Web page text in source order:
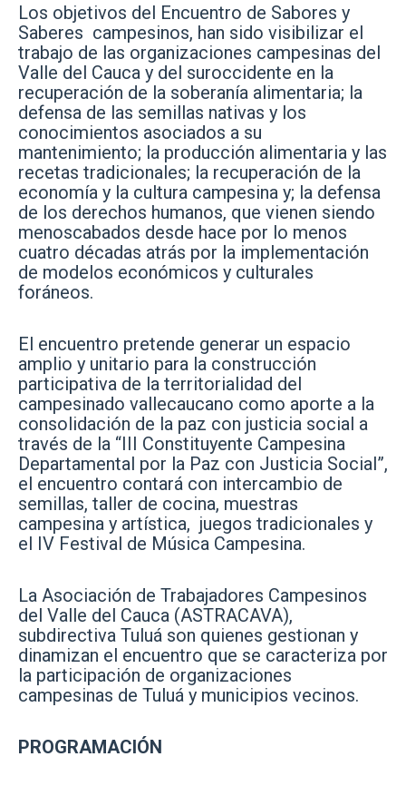
Los objetivos del Encuentro de Sabores y
Saberes campesinos, han sido visibilizar el
trabajo de las organizaciones campesinas del
Valle del Cauca y del suroccidente en la
recuperación de la soberanía alimentaria; la
defensa de las semillas nativas y los
conocimientos asociados a su
mantenimiento; la producción alimentaria y las
recetas tradicionales; la recuperación de la
economía y la cultura campesina y; la defensa
de los derechos humanos, que vienen siendo
menoscabados desde hace por lo menos
cuatro décadas atrás por la implementación
de modelos económicos y culturales
foráneos.
El encuentro pretende generar un espacio
amplio y unitario para la construcción
participativa de la territorialidad del
campesinado vallecaucano como aporte a la
consolidación de la paz con justicia social a
través de la “III Constituyente Campesina
Departamental por la Paz con Justicia Social”,
el encuentro contará con intercambio de
semillas, taller de cocina, muestras
campesina y artística, juegos tradicionales y
el IV Festival de Música Campesina.
La Asociación de Trabajadores Campesinos
del Valle del Cauca (ASTRACAVA),
subdirectiva Tuluá son quienes gestionan y
dinamizan el encuentro que se caracteriza por
la participación de organizaciones
campesinas de Tuluá y municipios vecinos.
PROGRAMACIÓN